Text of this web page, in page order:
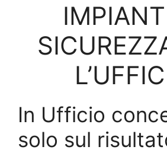
In Ufficio
solo sul